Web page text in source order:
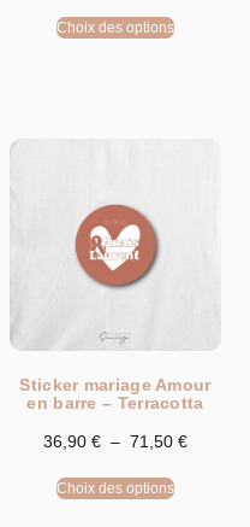
Choix des options
Sticker mariage Amour
en barre – Terracotta
36,90 € – 71,50 €
Choix des options